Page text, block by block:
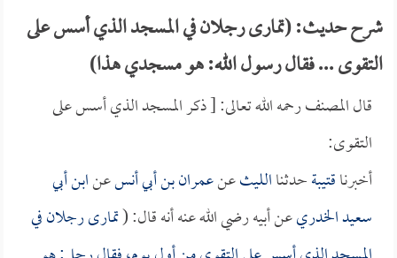
شرح حديث: (تمارى رجلان في المسجد الذي أسس على
التقوى ... فقال رسول الله: هو مسجدي هذا)
قال المصنف رحمه الله تعالى: [ ذكر المسجد الذي أسس على
التقوى:
أخبرناقتيبةحدثناالليثعنعمران بن أبي أنسعنابن أبي
سعيد الخدريعن أبيه رضي الله عنه أنه قال: (تمارى رجلان في